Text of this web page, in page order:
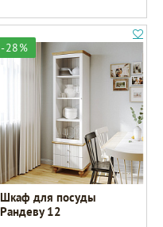
-28%
Шкаф для посуды
Рандеву 12